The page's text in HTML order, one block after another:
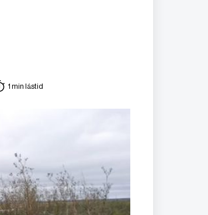
1 min lästid